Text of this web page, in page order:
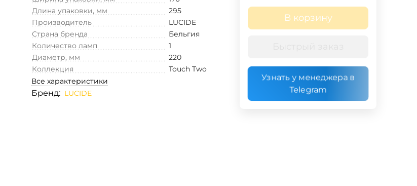
Длина упаковки, мм
295
Производитель
LUCIDE
Страна бренда
Бельгия
Количество ламп
1
Диаметр, мм
220
Коллекция
Touch Two
Все характеристики
Бренд: LUCIDE
В корзину
Узнать у менеджера в
Telegram